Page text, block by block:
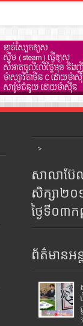
>
សាលាប៊ែ
សិក្សា២
ថ្ងៃទី០៣
ព័ត៌មានអន្